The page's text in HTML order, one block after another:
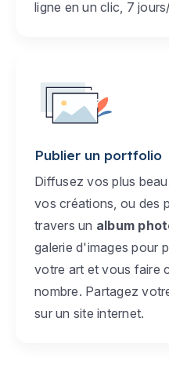
ligne en un clic, 7
Publier un portfolio
Diffusez vos plus
vos créations, ou des
travers un album
galerie d'images pour
votre art et vous faire
nombre. Partagez
sur un site internet.